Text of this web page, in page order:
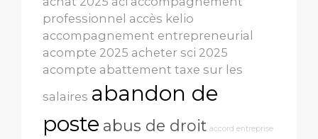
t
a
i
r
e
professionnel accès kelio
accompagnement entrepreneurial
acompte 2025 acheter sci 2025
acompte abattement taxe sur les
salaires abandon de
poste abus de droit accord entreprise